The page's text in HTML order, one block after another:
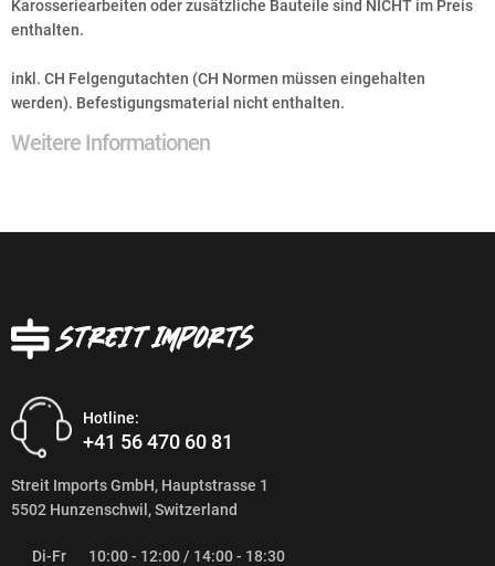
Karosseriearbeiten oder zusätzliche Bauteile sind NICHT im Preis
enthalten.
inkl. CH Felgengutachten (CH Normen müssen eingehalten
werden). Befestigungsmaterial nicht enthalten.
Weitere Informationen
Hotline:
+41 56 470 60 81
Streit Imports GmbH, Hauptstrasse 1
5502 Hunzenschwil, Switzerland
Di-Fr 10:00 - 12:00 / 14:00 - 18:30